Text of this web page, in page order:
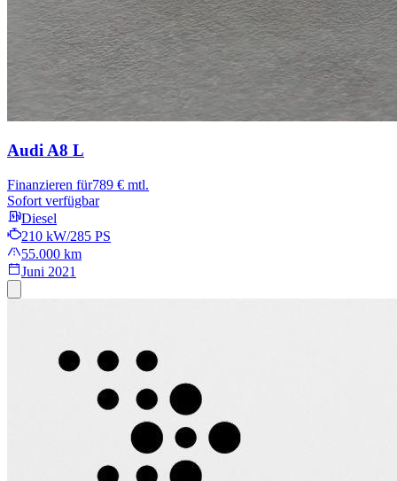
Audi A8 L
Finanzieren für789 € mtl.
Sofort verfügbar
Diesel
210 kW/285 PS
55.000 km
Juni 2021